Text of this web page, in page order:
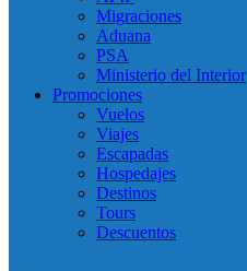
Migraciones
Aduana
PSA
Ministerio del Interior
Promociones
Vuelos
Viajes
Escapadas
Hospedajes
Destinos
Tours
Descuentos